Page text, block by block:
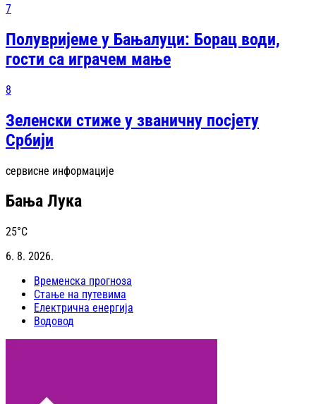
7
Полувријеме у Бањалуци: Борац води,
гости са играчем мање
8
Зеленски стиже у званичну посјету
Србији
сервисне информације
Бања Лука
25°C
6. 8. 2026.
Временска прогноза
Стање на путевима
Електрична енергија
Водовод